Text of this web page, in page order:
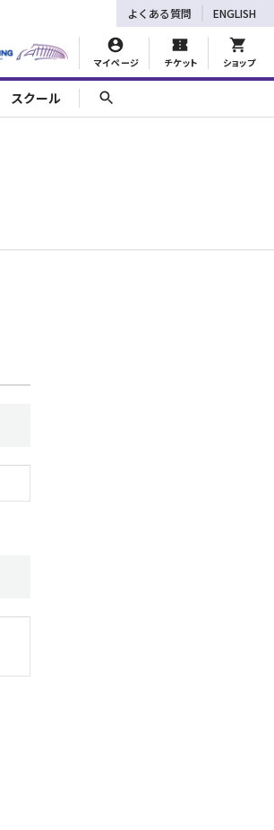
マイページ チケット ショップ
よくある質問 ENGLISH
スクール